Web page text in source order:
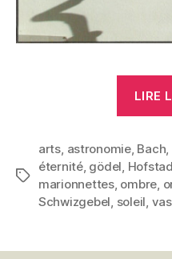
LIRE
Étiquettes
arts, astronomie, Bach,
éternité, gödel,
marionnettes, ombre,
Schwizgebel, soleil,